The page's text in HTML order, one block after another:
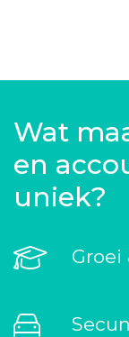
Wat
en
uniek?